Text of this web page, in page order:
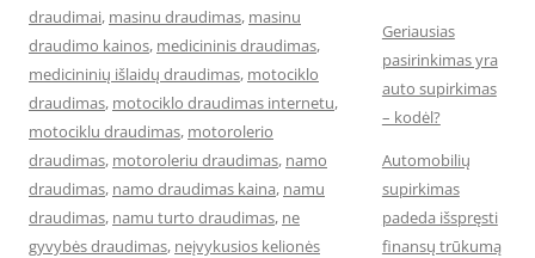
draudimai, masinu draudimas, masinu
draudimo kainos, medicininis draudimas,
medicininių išlaidų draudimas, motociklo
draudimas, motociklo draudimas internetu,
motociklu draudimas, motorolerio
draudimas, motoroleriu draudimas, namo
draudimas, namo draudimas kaina, namu
draudimas, namu turto draudimas, ne
gyvybės draudimas, neįvykusios kelionės
Geriausias
pasirinkimas yra
auto supirkimas
– kodėl?
Automobilių
supirkimas
padeda išspręsti
finansų trūkumą